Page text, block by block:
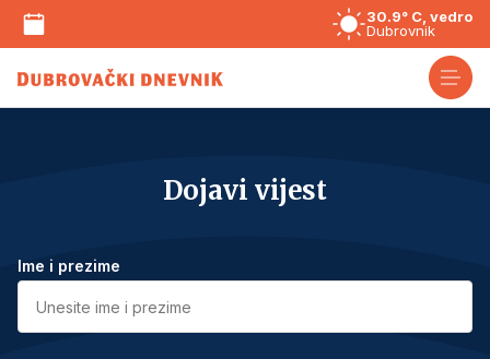
30.9° C, vedro
Dubrovnik
Dojavi vijest
Ime i prezime